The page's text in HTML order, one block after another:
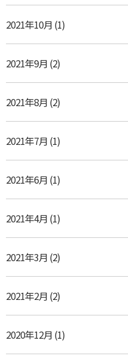
2021年10月 (1)
2021年9月 (2)
2021年8月 (2)
2021年7月 (1)
2021年6月 (1)
2021年4月 (1)
2021年3月 (2)
2021年2月 (2)
2020年12月 (1)